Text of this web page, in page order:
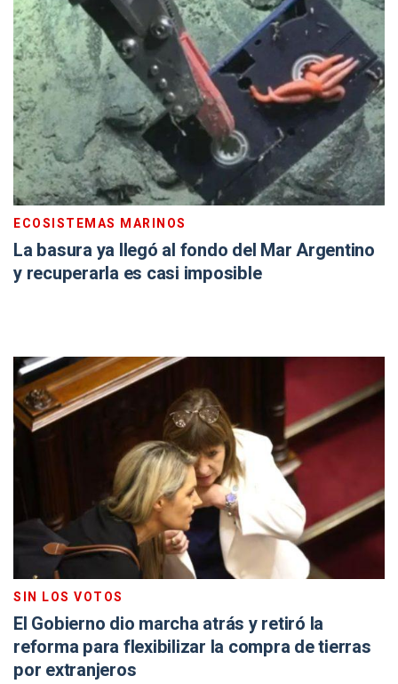
ECOSISTEMAS MARINOS
La basura ya llegó al fondo del Mar Argentino
y recuperarla es casi imposible
SIN LOS VOTOS
El Gobierno dio marcha atrás y retiró la
reforma para flexibilizar la compra de tierras
por extranjeros